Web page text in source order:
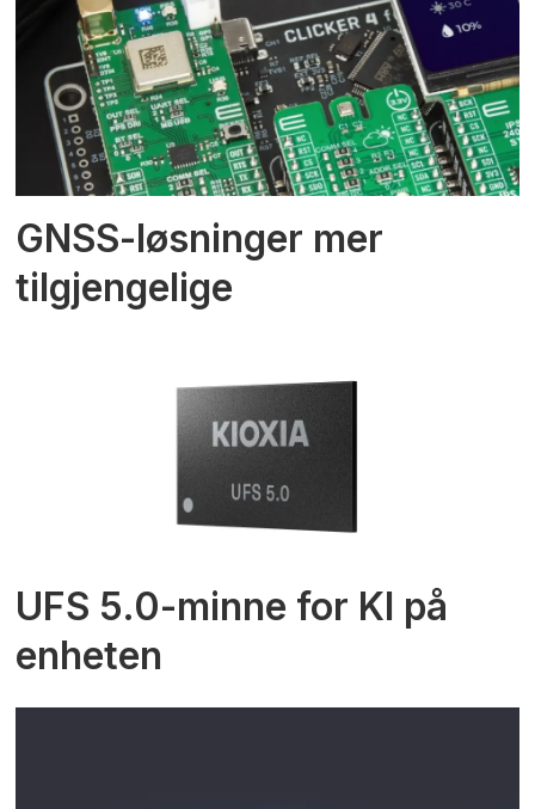
GNSS-løsninger mer
tilgjengelige
UFS 5.0-minne for KI på
enheten